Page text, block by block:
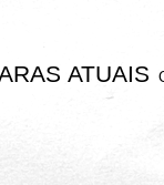
ATUAIS